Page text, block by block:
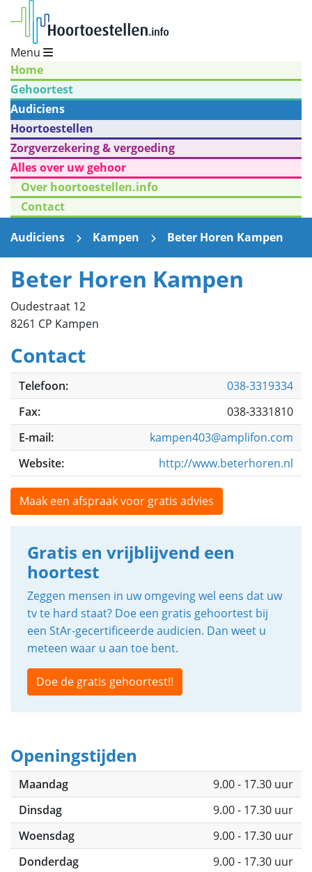
Menu
Home
Gehoortest
Audiciens
Hoortoestellen
Zorgverzekering & vergoeding
Alles over uw gehoor
Over hoortoestellen.info
Contact
Audiciens
Kampen Beter Horen Kampen
Beter Horen Kampen
Oudestraat 12
8261 CP Kampen
Contact
Telefoon:
038-3319334
Fax:
038-3331810
E-mail:
kampen403@amplifon.com
Website:
http://www.beterhoren.nl
Maak een afspraak voor gratis advies
Gratis en vrijblijvend een
hoortest
Zeggen mensen in uw omgeving wel eens dat uw
tv te hard staat? Doe een gratis gehoortest bij
een StAr-gecertificeerde audicien. Dan weet u
meteen waar u aan toe bent.
Doe de gratis gehoortest!!
Openingstijden
Maandag
9.00 - 17.30 uur
Dinsdag
9.00 - 17.30 uur
Woensdag
9.00 - 17.30 uur
Donderdag
9.00 - 17.30 uur